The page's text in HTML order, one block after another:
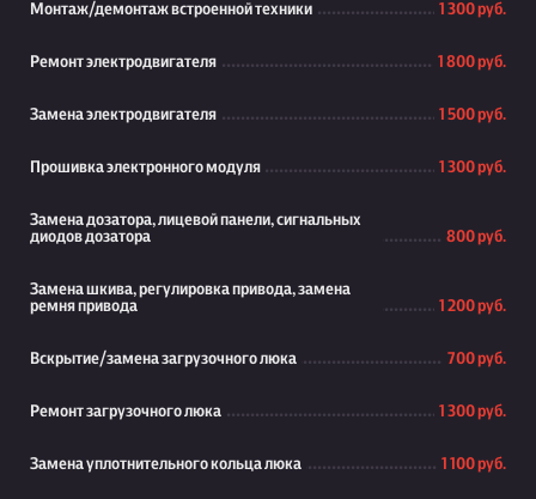
Монтаж/демонтаж встроенной техники 1 300 руб.
Ремонт электродвигателя 1 800 руб.
Замена электродвигателя 1 500 руб.
Прошивка электронного модуля 1 300 руб.
Замена дозатора, лицевой панели, сигнальных
диодов дозатора
800 руб.
Замена шкива, регулировка привода, замена
ремня привода
1 200 руб.
Вскрытие/замена загрузочного люка 700 руб.
Ремонт загрузочного люка 1 300 руб.
Замена уплотнительного кольца люка 1 100 руб.